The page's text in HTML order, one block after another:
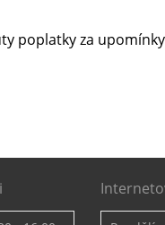
poplatky za